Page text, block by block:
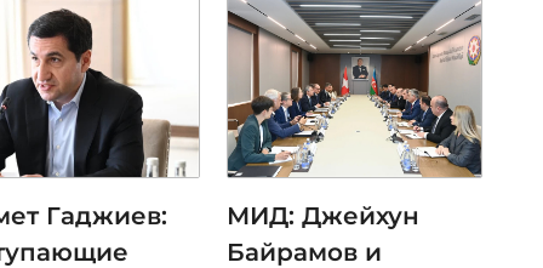
Гаджиев:
МИД: Джейхун
Байрамов и